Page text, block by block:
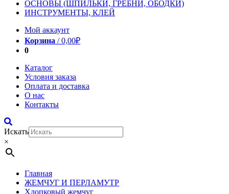
ОСНОВЫ (ШПИЛЬКИ, ГРЕБНИ, ОБОДКИ)
ИНСТРУМЕНТЫ, КЛЕЙ
Мой аккаунт
Корзина /0,00₽
0
Каталог
Условия заказа
Оплата и доставка
О нас
Контакты
Искать
×
Главная
ЖЕМЧУГ И ПЕРЛАМУТР
Хлопковый жемчуг